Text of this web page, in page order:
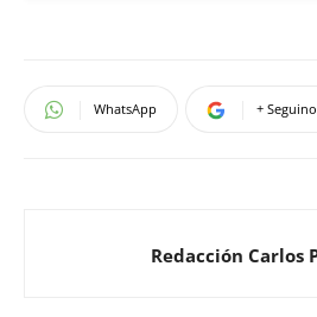
WhatsApp +
Redacción Carlos